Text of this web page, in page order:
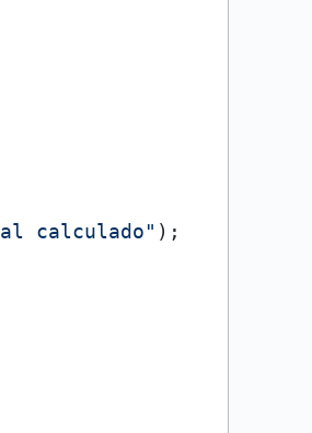
calculado" );